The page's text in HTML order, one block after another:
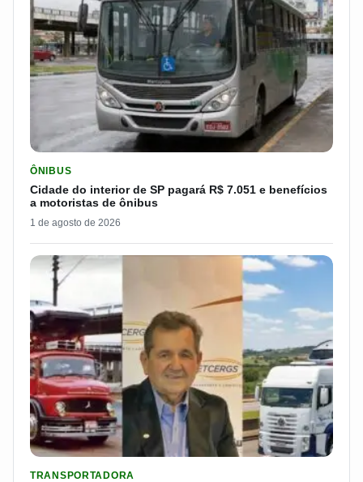
ÔNIBUS
Cidade do interior de SP pagará R$ 7.051 e benefícios
a motoristas de ônibus
1 de agosto de 2026
TRANSPORTADORA